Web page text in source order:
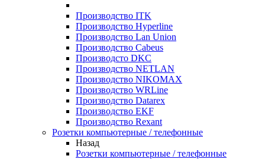
Производство ITK
Производство Hyperline
Производство Lan Union
Производство Cabeus
Производсто DKC
Производство NETLAN
Производство NIKOMAX
Производство WRLine
Производство Datarex
Производство EKF
Производство Rexant
Розетки компьютерные / телефонные
Назад
Розетки компьютерные / телефонные